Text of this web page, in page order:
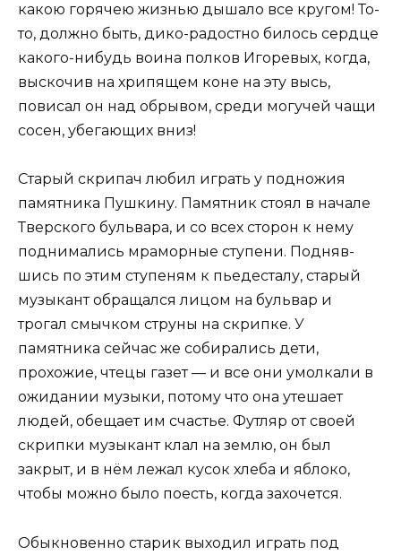
какою горячею жизнью дышало все кругом! То-
то, должно быть, дико-радостно билось сердце
какого-нибудь воина полков Игоревых, когда,
выскочив на хрипящем коне на эту высь,
повисал он над обрывом, среди могучей чащи
сосен, убегающих вниз!
Старый скрипач любил играть у подножия
памятника Пушкину. Памятник стоял в начале
Тверского бульвара, и со всех сторон к нему
поднимались мраморные ступени. Подняв­
шись по этим ступеням к пьедесталу, старый
музыкант обра­щался лицом на бульвар и
трогал смычком струны на скрипке. У
памятника сейчас же собирались дети,
прохожие, чтецы га­зет — и все они умолкали в
ожидании музыки, потому что она утешает
людей, обещает им счастье. Футляр от своей
скрипки музыкант клал на землю, он был
закрыт, и в нём лежал кусок хлеба и яблоко,
чтобы можно было поесть, когда захочется.
Обыкновенно старик выходил играть под